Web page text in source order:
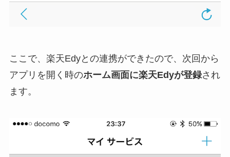
ここで、楽天Edyとの連携ができたので、次回から
アプリを開く時のホーム画面に楽天Edyが登録され
ます。